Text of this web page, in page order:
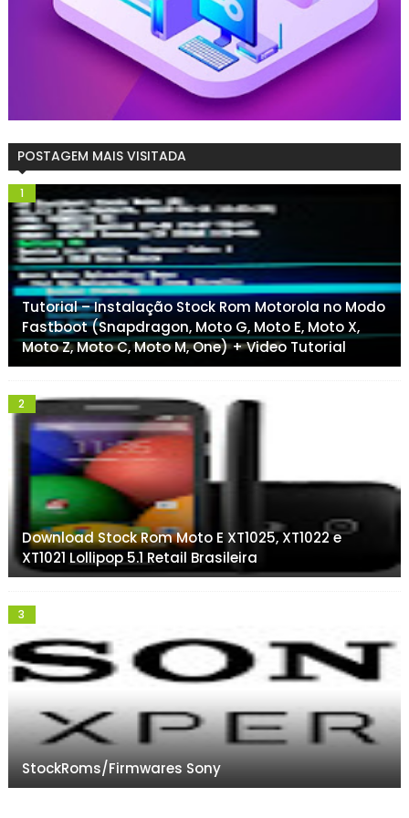
POSTAGEM MAIS VISITADA
Tutorial – Instalação Stock Rom Motorola no Modo
Fastboot (Snapdragon, Moto G, Moto E, Moto X,
Moto Z, Moto C, Moto M, One) + Video Tutorial
Download Stock Rom Moto E XT1025, XT1022 e
XT1021 Lollipop 5.1 Retail Brasileira
StockRoms/Firmwares Sony